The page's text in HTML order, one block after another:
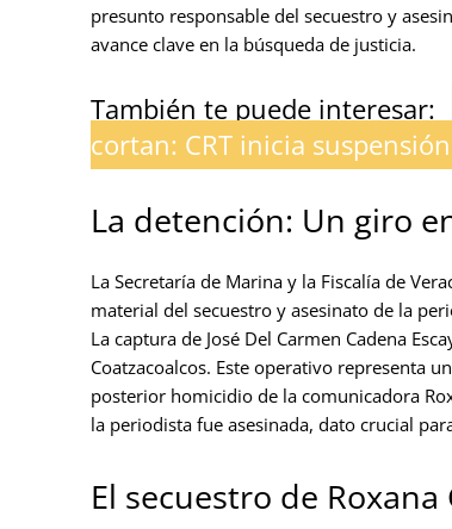
presunto responsable del secuestro y
avance clave en la búsqueda de justicia.
También te puede interesar:
cortan: CRT inicia
La detención: Un giro
La Secretaría de Marina y la Fiscalía de
material del secuestro y asesinato de la
La captura de José Del Carmen Cadena
Coatzacoalcos. Este operativo representa
posterior homicidio de la comunicadora
la periodista fue asesinada, dato crucial
El secuestro de